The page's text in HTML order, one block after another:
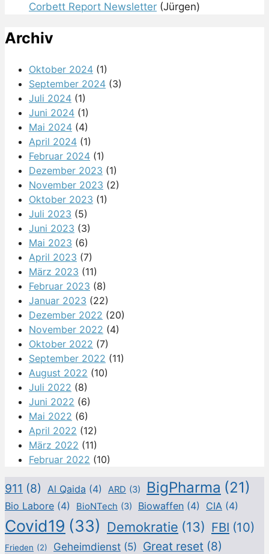
Corbett Report Newsletter (Jürgen)
Archiv
Oktober 2024 (1)
September 2024 (3)
Juli 2024 (1)
Juni 2024 (1)
Mai 2024 (4)
April 2024 (1)
Februar 2024 (1)
Dezember 2023 (1)
November 2023 (2)
Oktober 2023 (1)
Juli 2023 (5)
Juni 2023 (3)
Mai 2023 (6)
April 2023 (7)
März 2023 (11)
Februar 2023 (8)
Januar 2023 (22)
Dezember 2022 (20)
November 2022 (4)
Oktober 2022 (7)
September 2022 (11)
August 2022 (10)
Juli 2022 (8)
Juni 2022 (6)
Mai 2022 (6)
April 2022 (12)
März 2022 (11)
Februar 2022 (10)
911 (8) Al Qaida (4) ARD (3) BigPharma (21)
Bio Labore (4) BioNTech (3) Biowaffen (4) CIA (4)
Covid19 (33) Demokratie (13) FBI (10)
Frieden (2) Geheimdienst (5) Great reset (8)